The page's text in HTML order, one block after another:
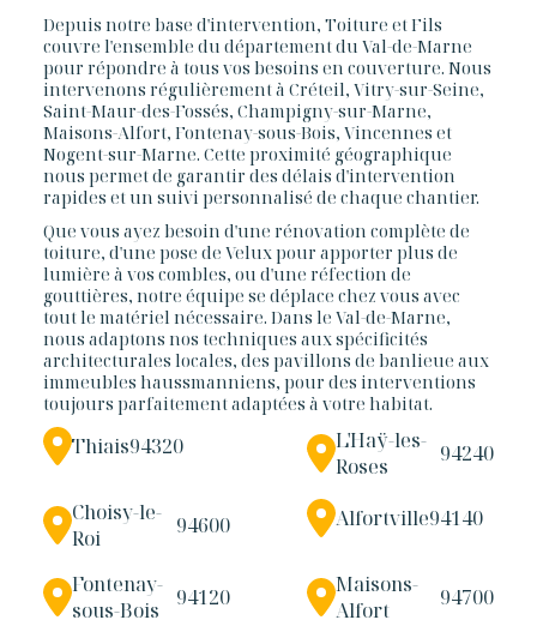
Depuis notre base d'intervention, Toiture et Fils
couvre l'ensemble du département du Val-de-Marne
pour répondre à tous vos besoins en couverture. Nous
intervenons régulièrement à Créteil, Vitry-sur-Seine,
Saint-Maur-des-Fossés, Champigny-sur-Marne,
Maisons-Alfort, Fontenay-sous-Bois, Vincennes et
Nogent-sur-Marne. Cette proximité géographique
nous permet de garantir des délais d'intervention
rapides et un suivi personnalisé de chaque chantier.
Que vous ayez besoin d'une rénovation complète de
toiture, d'une pose de Velux pour apporter plus de
lumière à vos combles, ou d'une réfection de
gouttières, notre équipe se déplace chez vous avec
tout le matériel nécessaire. Dans le Val-de-Marne,
nous adaptons nos techniques aux spécificités
architecturales locales, des pavillons de banlieue aux
immeubles haussmanniens, pour des interventions
toujours parfaitement adaptées à votre habitat.
Thiais94320
L'Haÿ-les-
Roses
94240
Choisy-le-
Roi
94600 Alfortville94140
Fontenay-
sous-Bois
94120
Maisons-
Alfort
94700